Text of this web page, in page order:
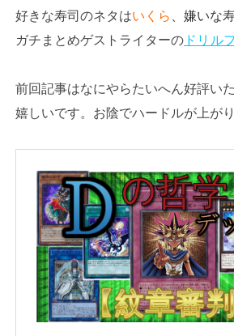
好きな寿司のネタはいくら 、嫌いな
ガチまとめゲストライターの ドリル
前回記事はなにやらたいへん好評い
嬉しいです。お陰でハードルが上が